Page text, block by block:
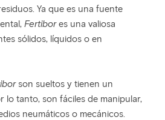
Ya que es una fuente
Fertibores una valiosa
sólidos, líquidos o en
son sueltos y tienen un
lo tanto, son fáciles de manipular,
neumáticos o mecánicos.